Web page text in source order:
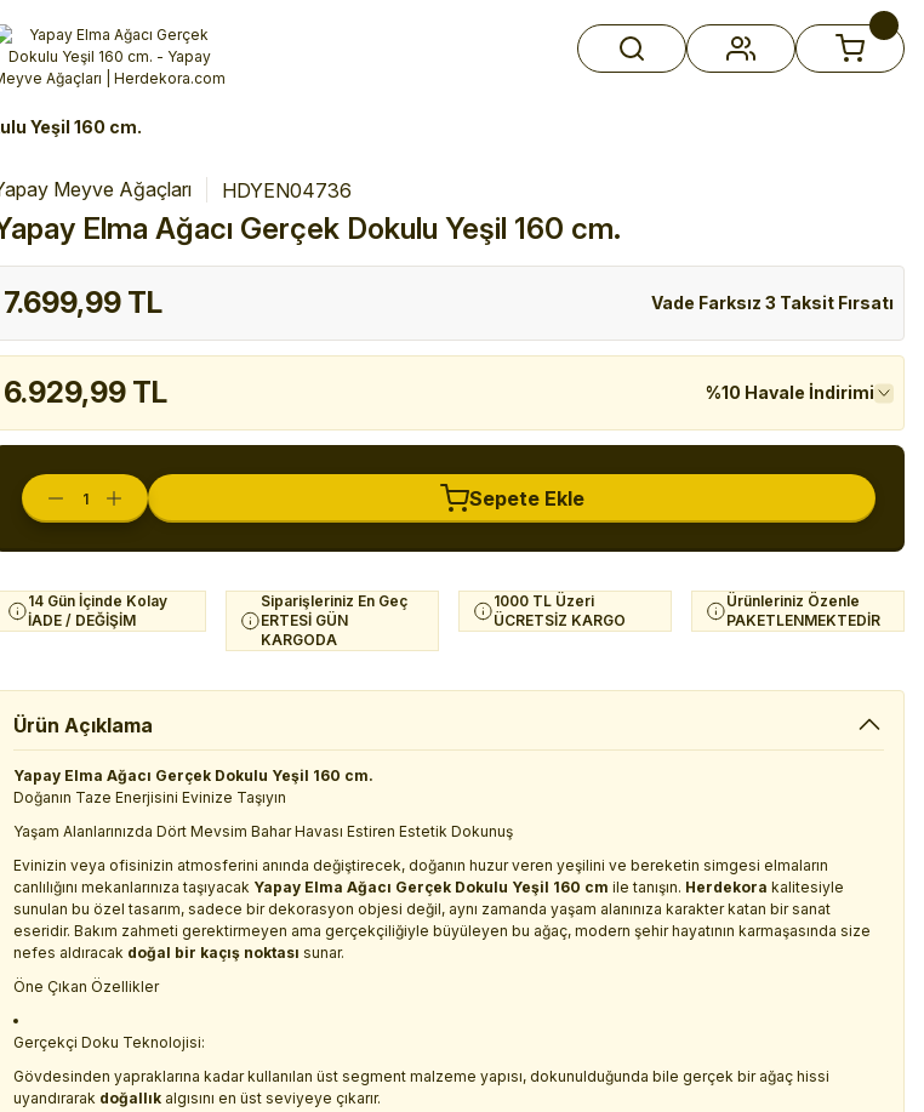
3 Taksit Fırsatı! İlk siparişinizi verin!
Havale İndirimiŞimdi Alışveriş yap!
Yeşil 160 cm.
Meyve Ağaçları HDYEN04736
Elma Ağacı Gerçek Dokulu Yeşil 160 cm.
7.699,99 TL Vade Farksız 3 Taksit Fırsatı
6.929,99 TL %10 Havale İndirimi
Sepete Ekle
14 Gün İçinde Kolay
İADE / DEĞİŞİM
Siparişleriniz En Geç
ERTESİ GÜN
KARGODA
1000 TL Üzeri
ÜCRETSİZ KARGO
Ürünleriniz Özenle
PAKETLENMEKTEDİR
Ürün Açıklama
Yapay Elma Ağacı Gerçek Dokulu Yeşil 160 cm.
Doğanın Taze Enerjisini Evinize Taşıyın
Yaşam Alanlarınızda Dört Mevsim Bahar Havası Estiren Estetik Dokunuş
Evinizin veya ofisinizin atmosferini anında değiştirecek, doğanın huzur veren yeşilini ve bereketin simgesi elmaların
canlılığını mekanlarınıza taşıyacak Yapay Elma Ağacı Gerçek Dokulu Yeşil 160 cm ile tanışın. Herdekora kalitesiyle
sunulan bu özel tasarım, sadece bir dekorasyon objesi değil, aynı zamanda yaşam alanınıza karakter katan bir sanat
eseridir. Bakım zahmeti gerektirmeyen ama gerçekçiliğiyle büyüleyen bu ağaç, modern şehir hayatının karmaşasında size
nefes aldıracak doğal bir kaçış noktası sunar.
Öne Çıkan Özellikler
Gerçekçi Doku Teknolojisi:
Gövdesinden yapraklarına kadar kullanılan üst segment malzeme yapısı, dokunulduğunda bile gerçek bir ağaç hissi
uyandırarak doğallık algısını en üst seviyeye çıkarır.